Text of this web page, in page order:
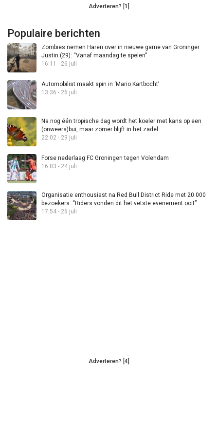
Adverteren? [1]
Populaire berichten
Zombies nemen Haren over in nieuwe game van Groninger
Justin (29): “Vanaf maandag te spelen”
16:11 - 26 juli
Automobilist maakt spin in ‘Mario Kartbocht’
13:36 - 26 juli
Na nog één tropische dag wordt het koeler met kans op een
(onweers)bui, maar zomer blijft in het zadel
22:02 - 29 juli
Forse nederlaag FC Groningen tegen Volendam
16:03 - 24 juli
Organisatie enthousiast na Red Bull District Ride met 20.000
bezoekers: “Riders vonden dit het vetste evenement ooit”
17:54 - 26 juli
Adverteren? [4]